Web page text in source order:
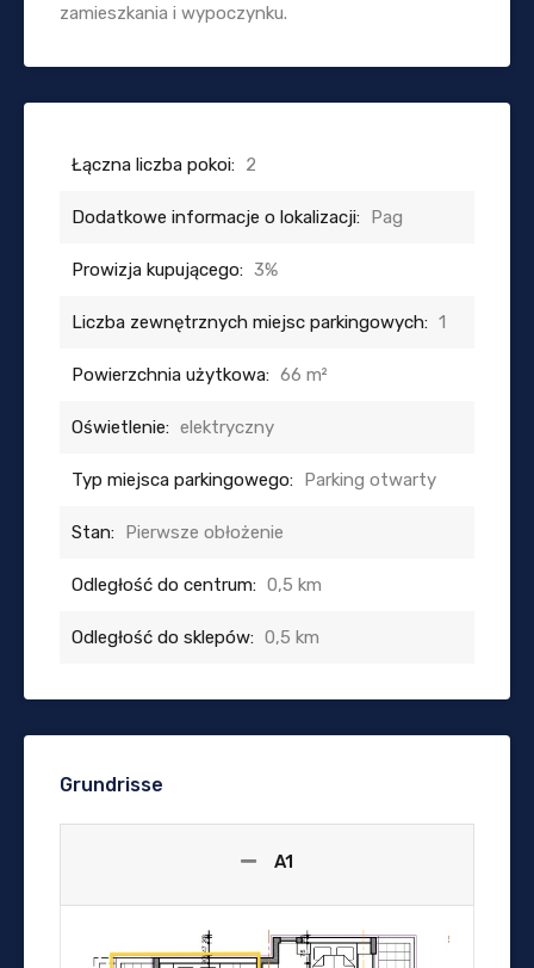
zamieszkania i wypoczynku.
Łączna liczba pokoi: 2
Dodatkowe informacje o lokalizacji: Pag
Prowizja kupującego: 3%
Liczba zewnętrznych miejsc parkingowych: 1
Powierzchnia użytkowa: 66 m²
Oświetlenie: elektryczny
Typ miejsca parkingowego: Parking otwarty
Stan: Pierwsze obłożenie
Odległość do centrum: 0,5 km
Odległość do sklepów: 0,5 km
Grundrisse
A1